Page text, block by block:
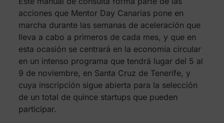
acciones que Mentor Day Canarias pone en
marcha durante las semanas de aceleración que
lleva a cabo a primeros de cada mes, y que en
esta ocasión se centrará en la economía circular
en un intenso programa que tendrá lugar del 5 al
9 de noviembre, en Santa Cruz de Tenerife, y
cuya inscripción sigue abierta para la selección
de un total de quince startups que pueden
participar.